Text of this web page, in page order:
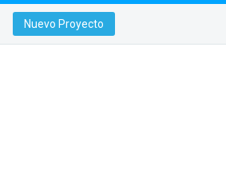
Nuevo Proyecto